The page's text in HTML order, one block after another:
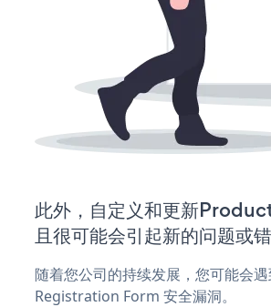
此外，自定义和更新
且很可能会引起新的问题或错
随着您公司的持续发展，您可能会
Registration Form 安全漏洞。